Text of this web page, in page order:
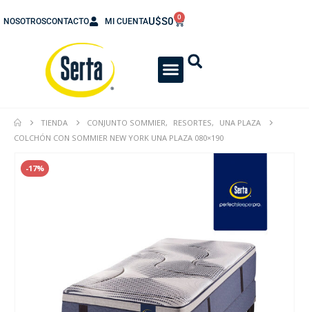
NOSOTROSCONTACTO MI CUENTAU$S0 0
TIENDA CONJUNTO SOMMIER, RESORTES,
UNA PLAZA
COLCHÓN CON SOMMIER NEW YORK UNA PLAZA 080×190
-17%